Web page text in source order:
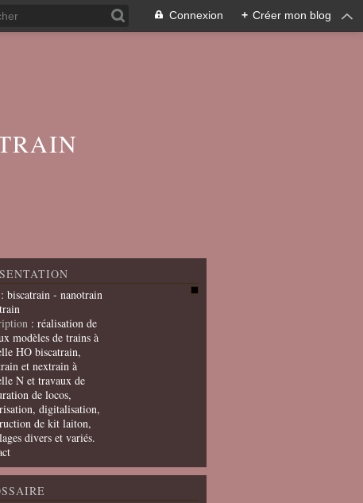
Connexion + Créer mon blog
: biscatrain - nanotrain
: réalisation de
modèles de trains à
HO biscatrain,
et nextrain à
N et travaux de
de locos,
digitalisation,
de kit laiton,
divers et variés.